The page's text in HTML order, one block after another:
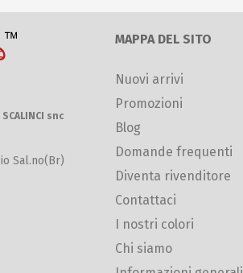
snc
Sal.no(Br)
MAPPA DEL SITO
Nuovi arrivi
Promozioni
Blog
Domande frequenti
Diventa rivenditore
Contattaci
I nostri colori
Chi siamo